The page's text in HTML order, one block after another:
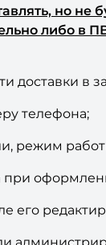
но не
либо
в
телефона;
режим
при
его